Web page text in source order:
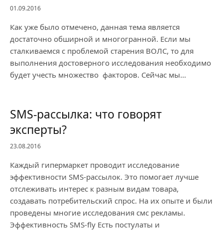
01.09.2016
Как уже было отмечено, данная тема является
достаточно обширной и многогранной. Если мы
сталкиваемся с проблемой старения ВОЛС, то для
выполнения достоверного исследования необходимо
будет учесть множество факторов. Сейчас мы…
SMS-рассылка: что говорят
эксперты?
23.08.2016
Каждый гипермаркет проводит исследование
эффективности SMS-рассылок. Это помогает лучше
отслеживать интерес к разным видам товара,
создавать потребительский спрос. На их опыте и были
проведены многие исследования смс рекламы.
Эффективность SMS-fly Есть постулаты и